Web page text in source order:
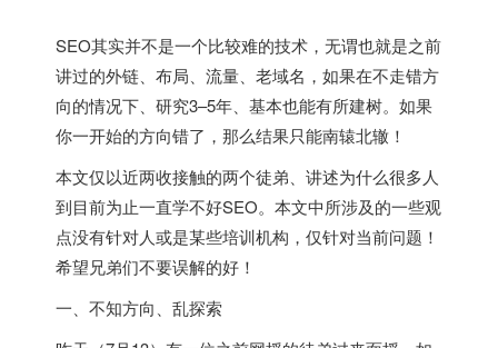
SEO其实并不是一个比较难的技术，无谓也就是之前
讲过的外链、布局、流量、老域名，如果在不走错方
向的情况下、研究3–5年、基本也能有所建树。如果
你一开始的方向错了，那么结果只能南辕北辙！
本文仅以近两收接触的两个徒弟、讲述为什么很多人
到目前为止一直学不好SEO。本文中所涉及的一些观
点没有针对人或是某些培训机构，仅针对当前问题！
希望兄弟们不要误解的好！
一、不知方向、乱探索